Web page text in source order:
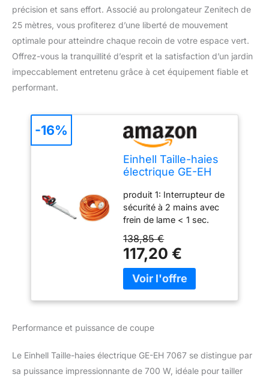
précision et sans effort. Associé au prolongateur Zenitech de
25 mètres, vous profiterez d’une liberté de mouvement
optimale pour atteindre chaque recoin de votre espace vert.
Offrez-vous la tranquillité d’esprit et la satisfaction d’un jardin
impeccablement entretenu grâce à cet équipement fiable et
performant.
Einhell Taille-haies
électrique GE-EH
Longueur de coupe
67 cm) & Zenitech -
Prolongateur 16A
HO5VV-F 2x1,5
Orange 25m
produit 1: Interrupteur de
sécurité à 2 mains avec
frein de lame < 1 sec.
découpées au laser et
affûtées au diamant
produit 1: Engrenage
métallique pour une
produit 2: Couleur:
Rallonge 25 m produit 2:
Normes NF et CE
138,85 €
117,20 €
-16%
Performance et puissance de coupe
Le Einhell Taille-haies électrique GE-EH 7067 se distingue par
sa puissance impressionnante de 700 W, idéale pour tailler